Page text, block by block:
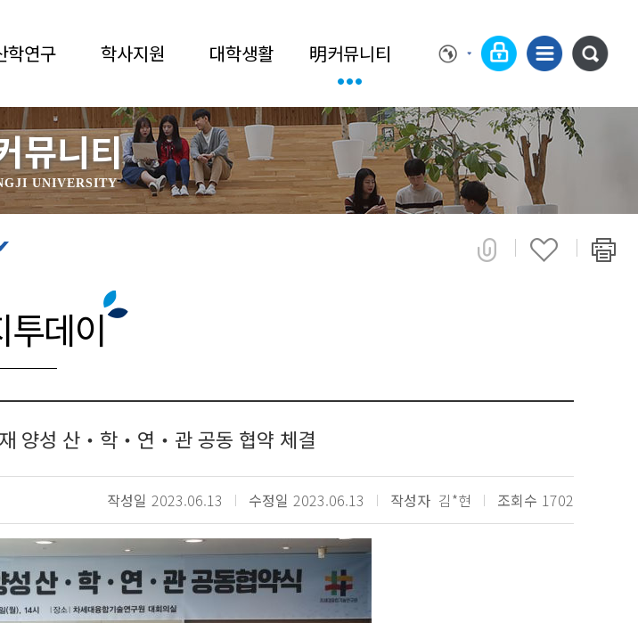
학연구 학사지원 대학생활 明커뮤니티
뮤니티
UNIVERSITY
투데이
재 양성 산‧학‧연‧관 공동 협약 체결
작성일 2023.06.13 수정일 2023.06.13 작성자 김*현 조회수 1702